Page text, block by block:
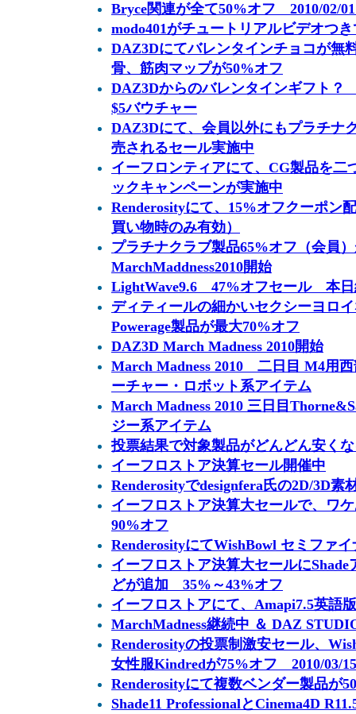
Bryce関連が全て50%オフ 2010/02/
modo401がチュートリアルビデオつ
DAZ3Dにてバレンタインチョコが無
骨、筋肉マップが50%オフ
DAZ3Dからのバレンタインギフト？
$5バウチャー
DAZ3Dにて、会員以外にもプラチナ
売されるセール実施中
イーフロンティアにて、CG製品を二
ックキャンペーンが実施中
Renderosityにて、15%オフクーポン
買い物時のみ有効）
プラチナクラブ製品65%オフ（会員
MarchMaddness2010開始
LightWave9.6 47%オフセール 本日
ディティールの細かいセクシーヨロ
Powerage製品が最大70%オフ
DAZ3D March Madness 2010開始
March Madness 2010 二日目 M4用
ーチャー・ロボット系アイテム
March Madness 2010 三日目
ジー系アイテム
投票結果で対象製品がどんどん安く
イーフロストア決算セール開催中
Renderosityでdesignfera氏の2D/3D
イーフロストア決算大セールで、ワ
90%オフ
RenderosityにてWishBowl セミファ
イーフロストア決算大セールに
どが追加 35%～43%オフ
イーフロストアにて、Amapi7.5英語
MarchMadness継続中 ＆ DAZ
Renderosityの投票制激安セール、
女性服Kindredが75%オフ 2010/03/
Renderosityにて複数ベンダー製品が
Shade11 ProfessionalとCinema4D